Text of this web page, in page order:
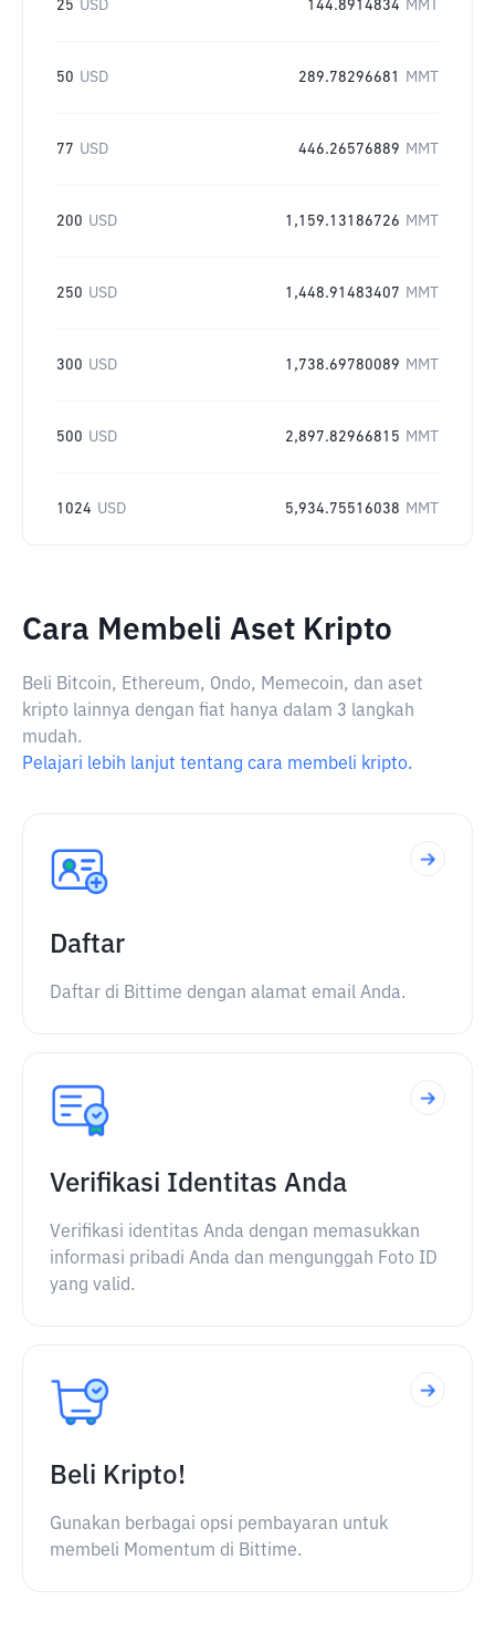
25 USD 144.8914834 MMT
50 USD 289.78296681 MMT
77 USD 446.26576889 MMT
200 USD 1,159.13186726 MMT
250 USD 1,448.91483407 MMT
300 USD 1,738.69780089 MMT
500 USD 2,897.82966815 MMT
1024 USD 5,934.75516038 MMT
Cara Membeli Aset Kripto
Beli Bitcoin, Ethereum, Ondo, Memecoin, dan aset
kripto lainnya dengan fiat hanya dalam 3 langkah
mudah.
Pelajari lebih lanjut tentang cara membeli kripto.
Daftar
Daftar di Bittime dengan alamat email Anda.
Verifikasi Identitas Anda
Verifikasi identitas Anda dengan memasukkan
informasi pribadi Anda dan mengunggah Foto ID
yang valid.
Beli Kripto!
Gunakan berbagai opsi pembayaran untuk
membeli Momentum di Bittime.